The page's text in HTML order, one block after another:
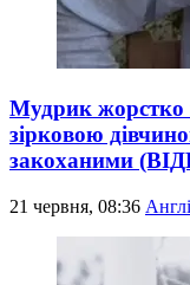
Мудрик жорстко
зірковою
закоханими
21 червня, 08:36